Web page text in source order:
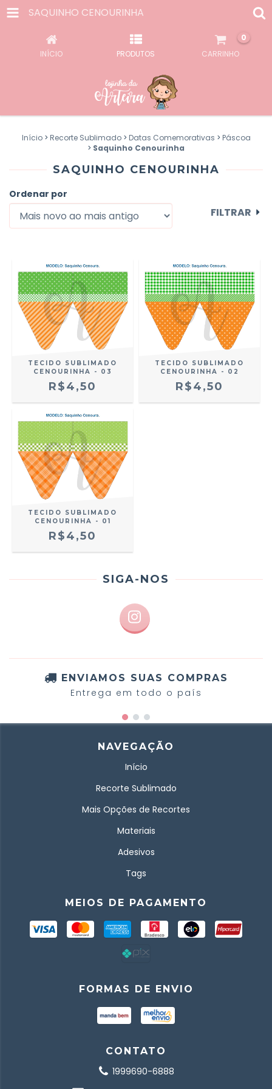
SAQUINHO CENOURINHA
INÍCIO PRODUTOS CARRINHO
0
Início > Recorte Sublimado > Datas Comemorativas > Páscoa
> Saquinho Cenourinha
SAQUINHO CENOURINHA
Ordenar por
FILTRAR
TECIDO SUBLIMADO
CENOURINHA - 03
R$4,50
TECIDO SUBLIMADO
CENOURINHA - 02
R$4,50
TECIDO SUBLIMADO
CENOURINHA - 01
R$4,50
SIGA-NOS
ENVIAMOS SUAS COMPRAS
Entrega em todo o país
NAVEGAÇÃO
Início
Recorte Sublimado
Mais Opções de Recortes
Materiais
Adesivos
Tags
MEIOS DE PAGAMENTO
FORMAS DE ENVIO
CONTATO
1999690-6888